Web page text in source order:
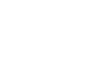
絲寶麗寡胜肽再生